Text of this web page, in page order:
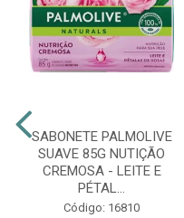
SABONETE PALMOLIVE
SUAVE 85G NUTIÇÃO
CREMOSA - LEITE E
PÉTAL...
Código: 16810